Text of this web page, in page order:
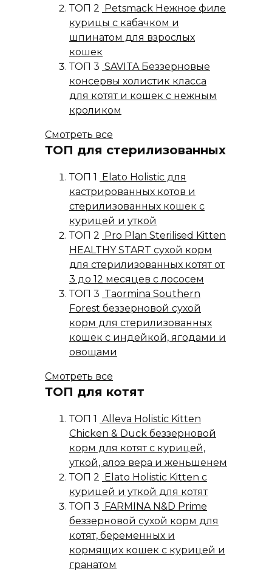
ТОП 2 Petsmack Нежное филе
курицы с кабачком и
шпинатом для взрослых
кошек
ТОП 3 SAVITA Беззерновые
консервы холистик класса
для котят и кошек с нежным
кроликом
Смотреть все
ТОП для стерилизованных
ТОП 1 Elato Holistic для
кастрированных котов и
стерилизованных кошек с
курицей и уткой
ТОП 2 Pro Plan Sterilised Kitten
HEALTHY START сухой корм
для стерилизованных котят от
3 до 12 месяцев с лососем
ТОП 3 Taormina Southern
Forest беззерновой сухой
корм для стерилизованных
кошек с индейкой, ягодами и
овощами
Смотреть все
ТОП для котят
ТОП 1 Alleva Holistic Kitten
Chicken & Duck беззерновой
корм для котят с курицей,
уткой, алоэ вера и женьшенем
ТОП 2 Elato Holistic Kitten с
курицей и уткой для котят
ТОП 3 FARMINA N&D Prime
беззерновой сухой корм для
котят, беременных и
кормящих кошек с курицей и
гранатом